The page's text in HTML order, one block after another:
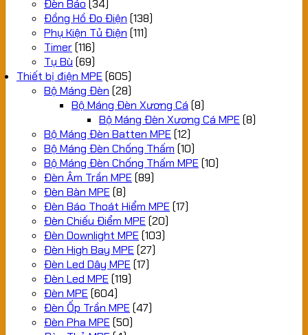
Đèn Báo (34)
Đồng Hồ Đo Điện (138)
Phụ Kiện Tủ Điện (111)
Timer(116)
Tụ Bù (69)
Thiết bị điện MPE (605)
Bộ Máng Đèn (28)
Bộ Máng Đèn Xương Cá (8)
Bộ Máng Đèn Xương Cá MPE (8)
Bộ Máng Đèn Batten MPE (12)
Bộ Máng Đèn Chống Thấm (10)
Bộ Máng Đèn Chống Thấm MPE (10)
Đèn Âm Trần MPE (89)
Đèn Bàn MPE (8)
Đèn Báo Thoát Hiểm MPE (17)
Đèn Chiếu Điểm MPE (20)
Đèn Downlight MPE (103)
Đèn High Bay MPE (27)
Đèn Led Dây MPE (17)
Đèn Led MPE (119)
Đèn MPE (604)
Đèn Ốp Trần MPE (47)
Đèn Pha MPE (50)